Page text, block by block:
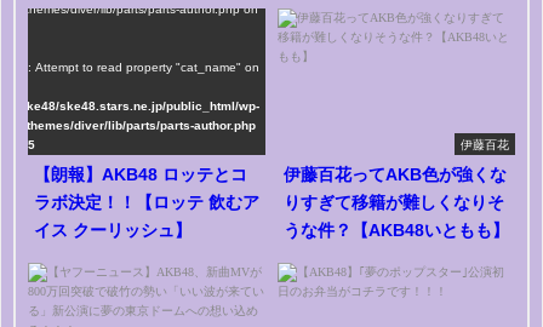
themes/diver/lib/parts/parts-author.php on
: Attempt to read property "cat_name" on
ske48/ske48.stars.ne.jp/public_html/wp-
themes/diver/lib/parts/parts-author.php
75
【朗報】AKB48 ロッテとコ
ラボ決定！！【ロッテ 飲むア
イス クーリッシュ】
伊藤百花
伊藤百花ってAKB色が強くな
りすぎて移籍が難しくなりそ
うな件？【AKB48いともも】